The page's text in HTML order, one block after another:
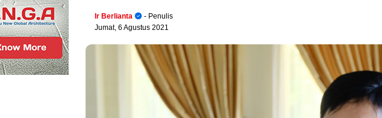
Ir Berlianta
- Penulis
Jumat, 6 Agustus 2021